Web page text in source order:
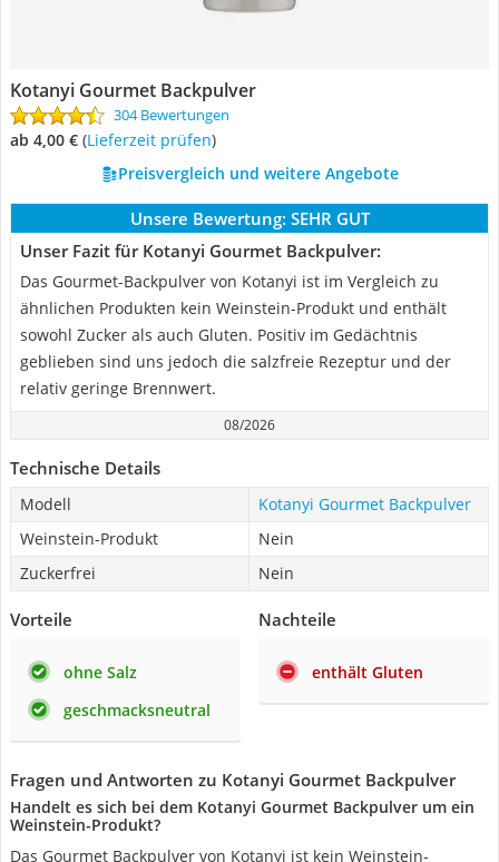
Kotanyi Gourmet Backpulver
304 Bewertungen
ab 4,00 € (Lieferzeit prüfen)
Preisvergleich und weitere Angebote
Unsere Bewertung: SEHR GUT
Unser Fazit für Kotanyi Gourmet Backpulver:
Das Gourmet-Backpulver von Kotanyi ist im Vergleich zu
ähnlichen Produkten kein Weinstein-Produkt und enthält
sowohl Zucker als auch Gluten. Positiv im Gedächtnis
geblieben sind uns jedoch die salzfreie Rezeptur und der
relativ geringe Brennwert.
08/2026
Technische Details
Modell
Kotanyi Gourmet Backpulver
Weinstein-Produkt
Nein
Zuckerfrei
Nein
Vorteile
ohne Salz
geschmacksneutral
Nachteile
enthält Gluten
Fragen und Antworten zu Kotanyi Gourmet Backpulver
Handelt es sich bei dem Kotanyi Gourmet Backpulver um ein
Weinstein-Produkt?
Das Gourmet Backpulver von Kotanyi ist kein Weinstein-